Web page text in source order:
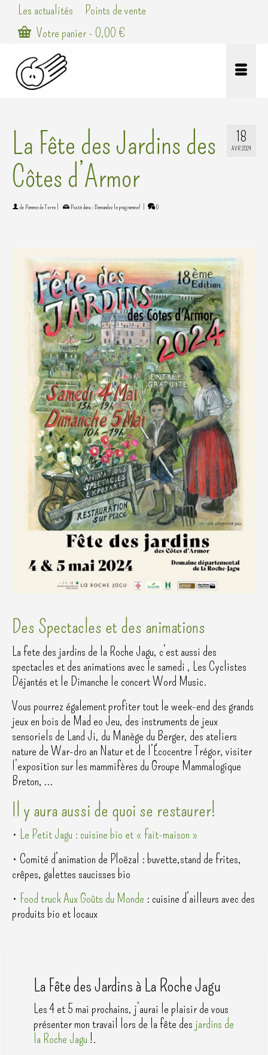
Les actualités
Points de vente
Votre panier- 0,00€
18
AVR 2024
La Fête des Jardins des
Côtes d’Armor
de Pomme de Terre Posté dans : Demandez le programme! 0
Des Spectacles et des animations
La fete des jardins de la Roche Jagu, c’est aussi des
spectacles et des animations avec le samedi , Les Cyclistes
Déjantés et le Dimanche le concert Word Music.
Vous pourrez également profiter tout le week-end des grands
jeux en bois de Mad eo Jeu, des instruments de jeux
sensoriels de Land Ji, du Manège du Berger, des ateliers
nature de War-dro an Natur et de l’Écocentre Trégor, visiter
l’exposition sur les mammifères du Groupe Mammalogique
Breton, …
Il y aura aussi de quoi se restaurer!
• Le Petit Jagu : cuisine bio et « fait-maison »
• Comité d’animation de Ploëzal : buvette,stand de frites,
crêpes, galettes saucisses bio
• Food truck Aux Goûts du Monde : cuisine d’ailleurs avec des
produits bio et locaux
La Fête des Jardins à La Roche Jagu
Les 4 et 5 mai prochains, j’aurai le plaisir de vous
présenter mon travail lors de la fête des jardins de
la Roche Jagu!.